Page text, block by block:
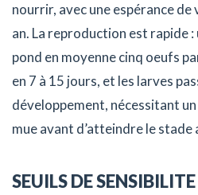
nourrir, avec une espérance de
an. La reproduction est rapide
pond en moyenne cinq oeufs
en 7 à 15 jours, et les larves
développement, nécessitant
mue avant d’atteindre le stade
SEUILS DE